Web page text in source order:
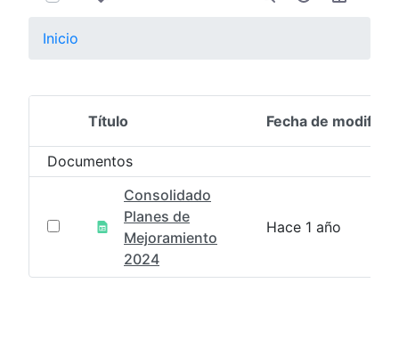
Inicio
Selección del elemento
Título Fecha de
Documentos
Consolidado
Planes de
Mejoramiento
2024
Hace 1 año